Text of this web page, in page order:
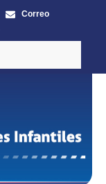
Correo